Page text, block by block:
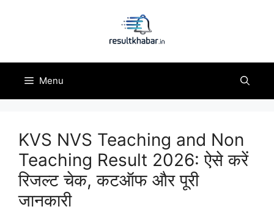
Menu
KVS NVS Teaching and Non
Teaching Result 2026: ऐसे करें
रिजल्ट चेक, कटऑफ और पूरी
जानकारी